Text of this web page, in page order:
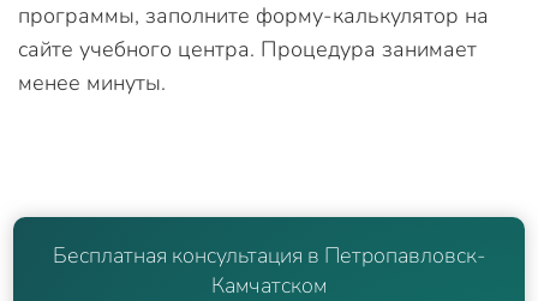
программы, заполните форму-калькулятор на
сайте учебного центра. Процедура занимает
менее минуты.
Бесплатная консультация в Петропавловск-
Камчатском